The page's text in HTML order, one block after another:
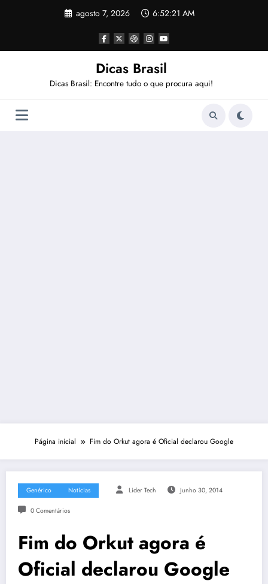
agosto 7, 2026 6:52:21 AM
Dicas Brasil
Dicas Brasil: Encontre tudo o que procura aqui!
Página inicial Fim do Orkut agora é Oficial declarou Google
Genérico Notícias Lider Tech Junho 30, 2014
0 Comentários
Fim do Orkut agora é
Oficial declarou Google